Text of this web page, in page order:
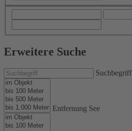
Erweitere Suche
Suchbegriff
Entfernung See